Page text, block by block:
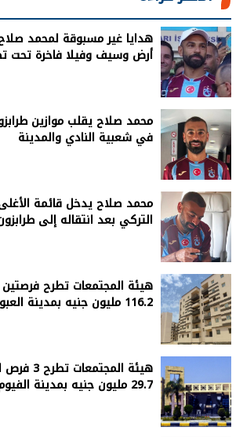
هدايا غير مسبوقة لمحمد
أرض وسيف وفيلا فاخرة تحت
محمد صلاح يقلب موازين
في شعبية النادي والمدينة
محمد صلاح يدخل قائمة
التركي بعد انتقاله إلى
هيئة المجتمعات تطرح فرصتين
116.2 مليون جنيه بمدينة العبور
هيئة
29.7 مليون جنيه بمدينة الفيوم الجديدة